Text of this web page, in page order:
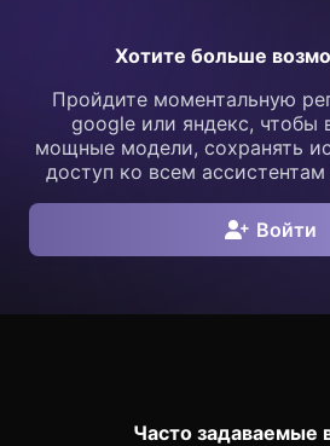
Хотите больше
Пройдите моментальную
google или яндекс, чтобы
мощные модели, сохранять
доступ ко всем ассистентам
Войти
Часто задаваемые